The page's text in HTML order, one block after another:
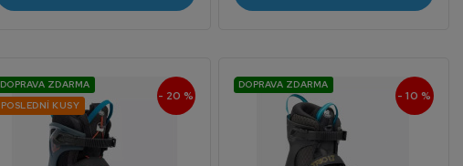
DOPRAVA ZDARMA
POSLEDNÍ KUSY
- 20 %
DOPRAVA ZDARMA
- 10 %